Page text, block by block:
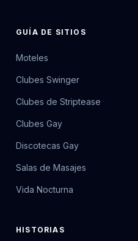
GUÍA DE SITIOS
Moteles
Clubes Swinger
Clubes de Striptease
Clubes Gay
Discotecas Gay
Salas de Masajes
Vida Nocturna
HISTORIAS